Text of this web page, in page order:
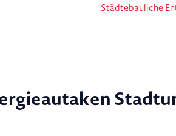
Städtebauliche